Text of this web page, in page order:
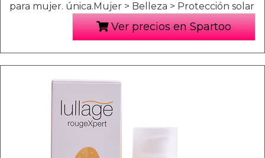
para mujer. única.Mujer > Belleza > Protección solar
Ver precios en Spartoo